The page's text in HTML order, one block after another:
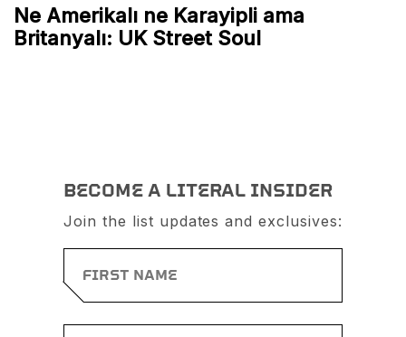
Ne Amerikalı ne Karayipli ama
Britanyalı: UK Street Soul
BECOME A LITERAL INSIDER
Join the list updates and exclusives: